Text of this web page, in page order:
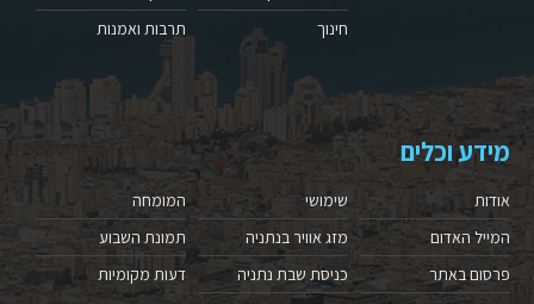
חינוך
תרבות ואמנות
מידע וכלים
אודות
המייל האדום
פרסום באתר
שימושי
מזג אוויר בנתניה
כניסת שבת נתניה
המומחה
תמונת השבוע
דעות מקומיות